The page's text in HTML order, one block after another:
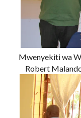
Mwenyekiti wa
Robert